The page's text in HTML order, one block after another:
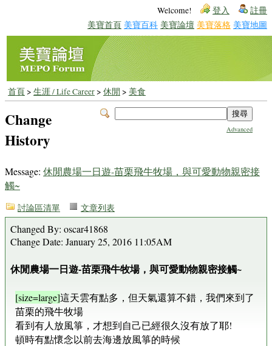
Welcome! 登入 註冊
美寶首頁 美寶百科 美寶論壇 美寶落格 美寶地圖
首頁> 生涯 / Life Career> 休閒 > 美食
Advanced
Change
History
Message: 休閒農場一日遊-苗栗飛牛牧場，與可愛動物親密接
觸~
討論區清單 文章列表
Changed By: oscar41868
Change Date: January 25, 2016 11:05AM
休閒農場一日遊-苗栗飛牛牧場，與可愛動物親密接觸~
[size=large]這天雲有點多，但天氣還算不錯，我們來到了
苗栗的飛牛牧場
看到有人放風箏，才想到自己已經很久沒有放了耶!
頓時有點懷念以前去海邊放風箏的時候